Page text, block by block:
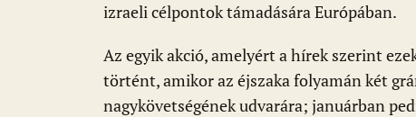
izraeli célpontok támadására Európában.
Az egyik akció, amelyért a hírek szerint
történt, amikor az éjszaka folyamán két
nagykövetségének udvarára; januárban